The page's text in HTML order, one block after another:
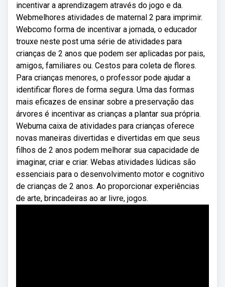
incentivar a aprendizagem através do jogo e da.
Webmelhores atividades de maternal 2 para imprimir.
Webcomo forma de incentivar a jornada, o educador
trouxe neste post uma série de atividades para
crianças de 2 anos que podem ser aplicadas por pais,
amigos, familiares ou. Cestos para coleta de flores.
Para crianças menores, o professor pode ajudar a
identificar flores de forma segura. Uma das formas
mais eficazes de ensinar sobre a preservação das
árvores é incentivar as crianças a plantar sua própria.
Webuma caixa de atividades para crianças oferece
novas maneiras divertidas e divertidas em que seus
filhos de 2 anos podem melhorar sua capacidade de
imaginar, criar e criar. Webas atividades lúdicas são
essenciais para o desenvolvimento motor e cognitivo
de crianças de 2 anos. Ao proporcionar experiências
de arte, brincadeiras ao ar livre, jogos.